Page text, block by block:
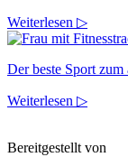
Weiterlesen ▷
Der beste Sport zum
Weiterlesen ▷
Bereitgestellt von